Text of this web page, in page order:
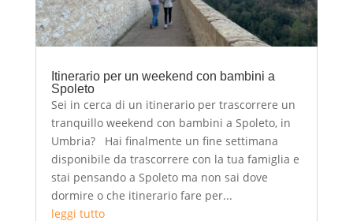
Itinerario per un weekend con bambini a
Spoleto
Sei in cerca di un itinerario per trascorrere un
tranquillo weekend con bambini a Spoleto, in
Umbria? Hai finalmente un fine settimana
disponibile da trascorrere con la tua famiglia e
stai pensando a Spoleto ma non sai dove
dormire o che itinerario fare per...
leggi tutto